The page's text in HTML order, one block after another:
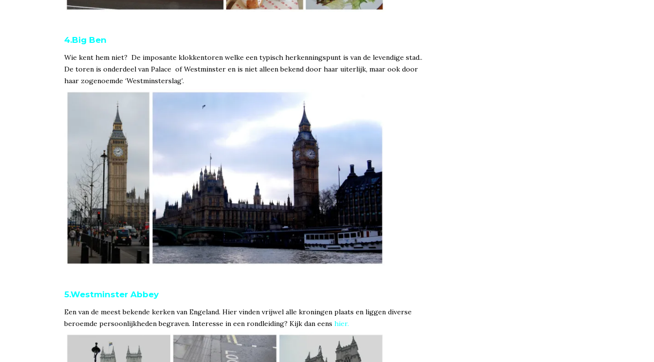
4.Big Ben
Wie kent hem niet? De imposante klokkentoren welke een typisch herkenningspunt is van de levendige stad..
De toren is onderdeel van Palace of Westminster en is niet alleen bekend door haar uiterlijk, maar ook door
haar zogenoemde ‘Westminsterslag’.
5.Westminster Abbey
Een van de meest bekende kerken van Engeland. Hier vinden vrijwel alle kroningen plaats en liggen diverse
beroemde persoonlijkheden begraven. Interesse in een rondleiding? Kijk dan eens hier.